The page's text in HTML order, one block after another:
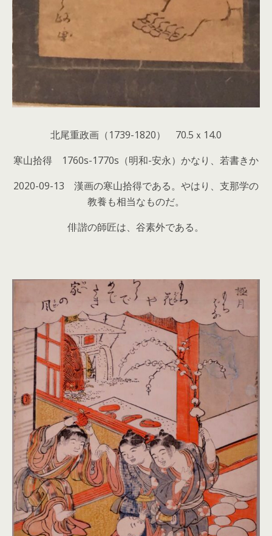
北尾重政画（1739-1820） 70.5ｘ14.0
寒山拾得 1760s-1770s（明和-安永）かなり、若書きか
2020-09-13 漢画の寒山拾得である。やはり、支那学の
教養も相当なものだ。
俳諧の師匠は、谷素外である。